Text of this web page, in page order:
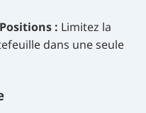
: Limitez la
dans une seule